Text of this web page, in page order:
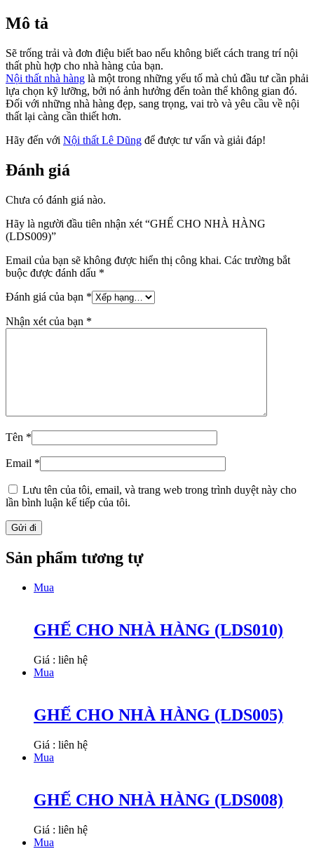
Mô tả
Sẽ trống trải và đơn điệu biết bao nếu không biết cách trang trí nội
thất phù hợp cho nhà hàng của bạn.
Nội thất nhà hàng là một trong những yếu tố mà chủ đầu tư cần phải
lựa chọn kỹ lưỡng, bởi nó ảnh hưởng đến toàn thể không gian đó.
Đối với những nhà hàng đẹp, sang trọng, vai trò và yêu cầu về nội
thất lại càng cần thiết hơn.
Hãy đến với Nội thất Lê Dũng để được tư vấn và giải đáp!
Đánh giá
Chưa có đánh giá nào.
Hãy là người đầu tiên nhận xét “GHẾ CHO NHÀ HÀNG
(LDS009)”
Email của bạn sẽ không được hiển thị công khai. Các trường bắt
buộc được đánh dấu *
Đánh giá của bạn *
Nhận xét của bạn *
Tên *
Email *
Lưu tên của tôi, email, và trang web trong trình duyệt này cho
lần bình luận kế tiếp của tôi.
Sản phẩm tương tự
Mua
GHẾ CHO NHÀ HÀNG (LDS010)
Giá : liên hệ
Mua
GHẾ CHO NHÀ HÀNG (LDS005)
Giá : liên hệ
Mua
GHẾ CHO NHÀ HÀNG (LDS008)
Giá : liên hệ
Mua